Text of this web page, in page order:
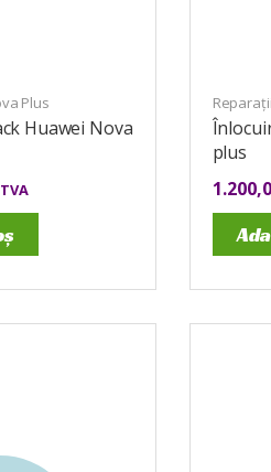
Plus
Huawei Nova
plus